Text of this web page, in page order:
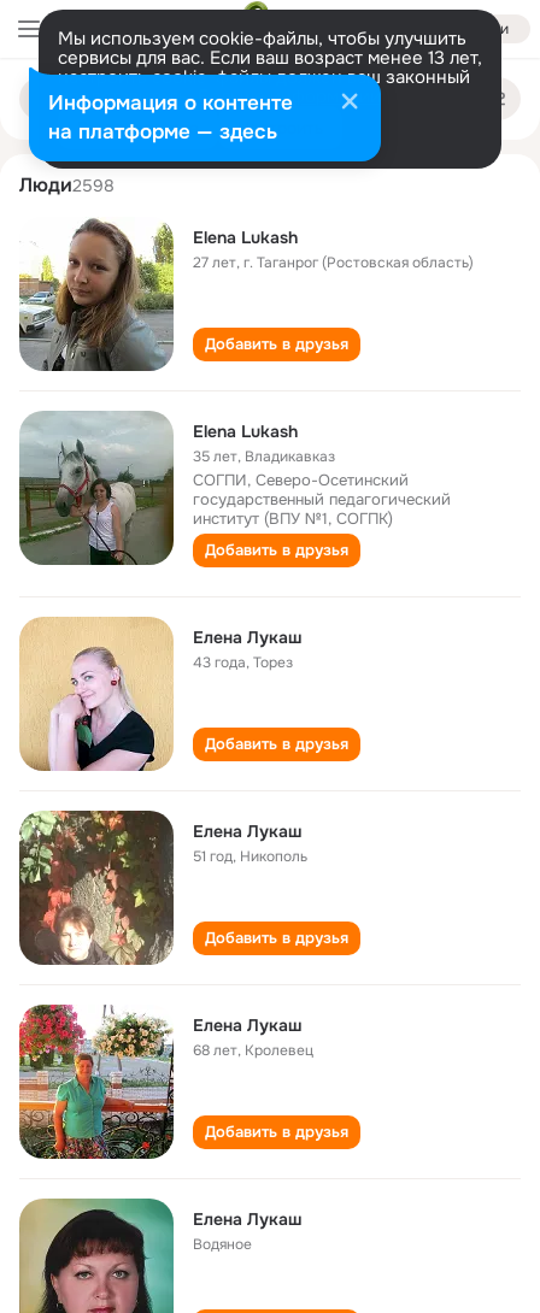
Войти
Мы используем cookie-файлы, чтобы улучшить
сервисы для вас. Если ваш возраст менее 13 лет,
настроить cookie-файлы должен ваш законный
представитель. Больше информации
Разрешить все Настроить
Поиск
людям
elena lukash
Люди2598
Elena Lukash
27 лет,г. Таганрог (Ростовская область)
Добавить в друзья
Elena Lukash
35 лет, Владикавказ
СОГПИ, Северо-Осетинский
государственный педагогический
институт (ВПУ №1, СОГПК)
Добавить в друзья
Елена Лукаш
43 года,Торез
Добавить в друзья
Елена Лукаш
51 год, Никополь
Добавить в друзья
Елена Лукаш
68 лет, Кролевец
Добавить в друзья
Елена Лукаш
Водяное
Информация о контенте
на платформе — здесь